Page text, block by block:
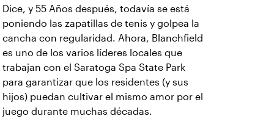
Dice, y 55 Años después, todavía se está
poniendo las zapatillas de tenis y golpea la
cancha con regularidad. Ahora, Blanchfield
es uno de los varios líderes locales que
trabajan con el Saratoga Spa State Park
para garantizar que los residentes (y sus
hijos) puedan cultivar el mismo amor por el
juego durante muchas décadas.